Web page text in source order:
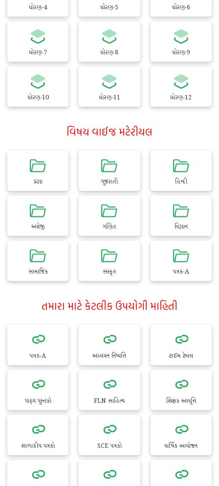
ધોરણ-4 ધોરણ-5 ધોરણ-6
ધોરણ-7 ધોરણ-8 ધોરણ-9
ધોરણ-10 ધોરણ-11 ધોરણ-12
વિષય વાઈજ મટેરીયલ
પ્રજ્ઞા ગુજરાતી હિન્દી
અંગ્રેજી ગણિત વિજ્ઞાન
સામાજિક સંસ્કૃત પત્રક-A
તમારા માટે કેટલીક ઉપયોગી માહિતી
પત્રક-A અધ્યયન નિષ્પત્તિ ટાઈમ ટેબલ
પાઠ્ય પુસ્તકો FLN સાહિત્ય શિક્ષક આવૃત્તિ
શાળાકીય પત્રકો SCE પત્રકો વાર્ષિક આયોજન